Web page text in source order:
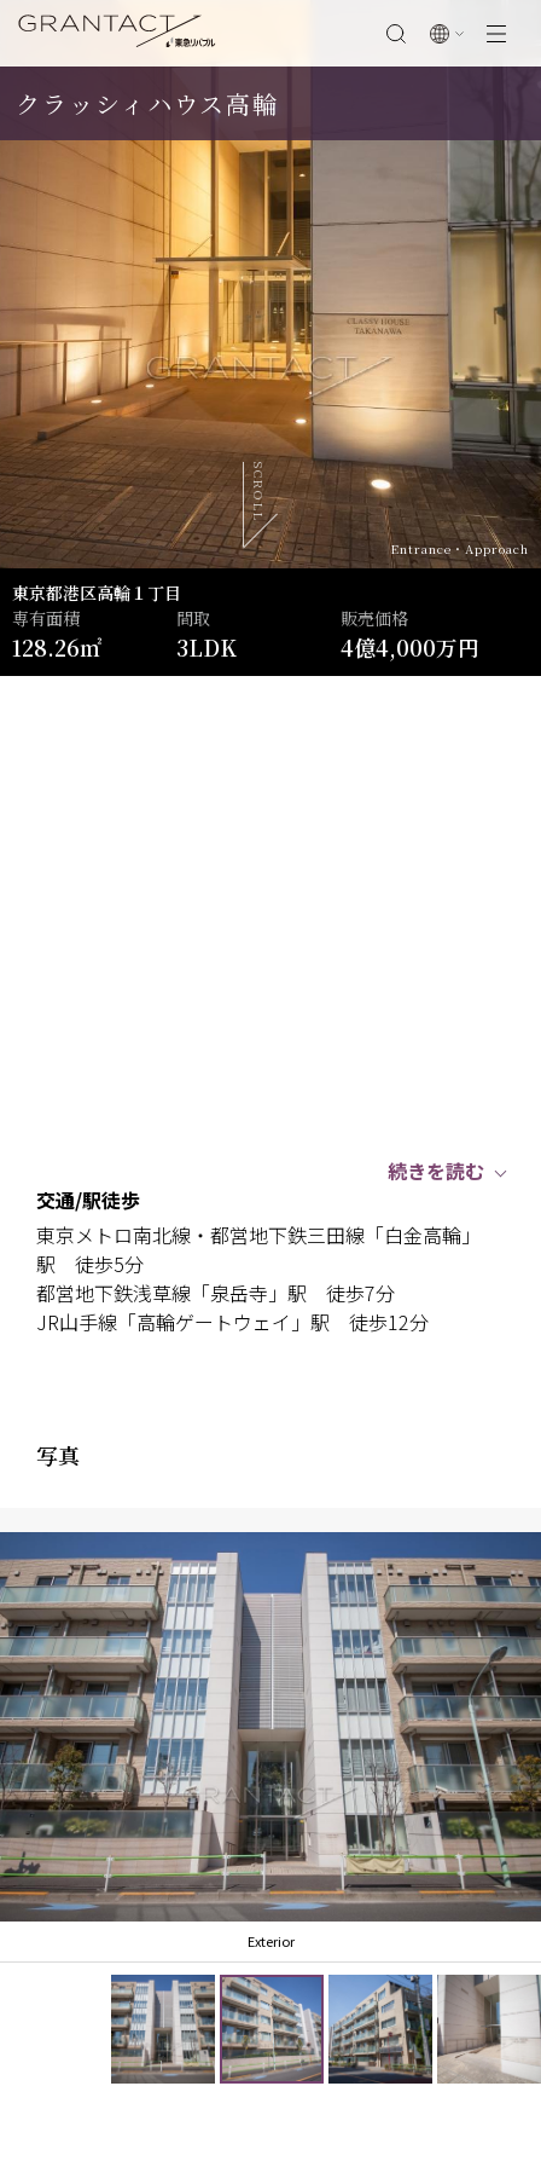
クラッシィハウス高輪
Entrance・Approach
SCROLL
東京都港区高輪１丁目
専有面積
128.26㎡
間取
3LDK
販売価格
4億4,000万円
続きを読む
交通/駅徒歩
東京メトロ南北線・都営地下鉄三田線「白金高輪」
駅 徒歩5分
都営地下鉄浅草線「泉岳寺」駅 徒歩7分
JR山手線「高輪ゲートウェイ」駅 徒歩12分
写真
Exterior